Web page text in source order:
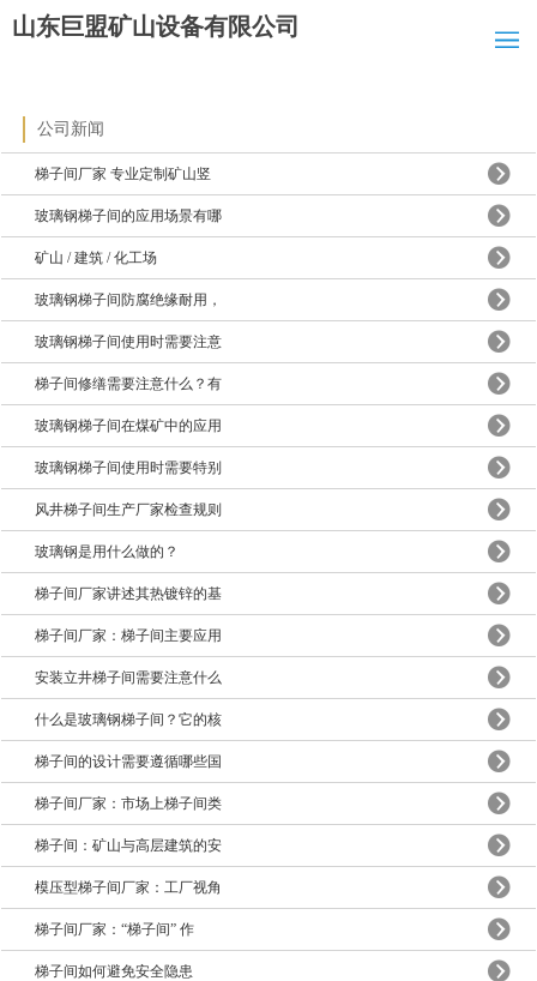
山东巨盟矿山设备有限公司
公司新闻
梯子间厂家 专业定制矿山竖
玻璃钢梯子间的应用场景有哪
矿山 / 建筑 / 化工场
玻璃钢梯子间防腐绝缘耐用，
玻璃钢梯子间使用时需要注意
梯子间修缮需要注意什么？有
玻璃钢梯子间在煤矿中的应用
玻璃钢梯子间使用时需要特别
风井梯子间生产厂家检查规则
玻璃钢是用什么做的？
梯子间厂家讲述其热镀锌的基
梯子间厂家：梯子间主要应用
安装立井梯子间需要注意什么
什么是玻璃钢梯子间？它的核
梯子间的设计需要遵循哪些国
梯子间厂家：市场上梯子间类
梯子间：矿山与高层建筑的安
模压型梯子间厂家：工厂视角
梯子间厂家：“梯子间” 作
梯子间如何避免安全隐患